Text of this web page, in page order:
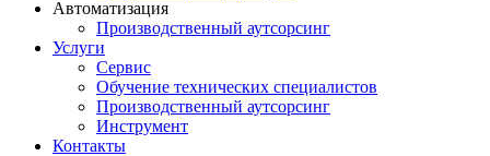
Автоматизация
Производственный аутсорсинг
Услуги
Сервис
Обучение технических специалистов
Производственный аутсорсинг
Инструмент
Контакты